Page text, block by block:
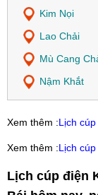
Kim Nọi
Lao Chải
Mù Cang
Nậm Khắt
Xem thêm :Lịch
Xem thêm :Lịch
Lịch cúp điện